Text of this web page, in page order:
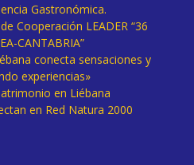
Gastronómica.
Cooperación LEADER “36
CANTABRIA”
conecta sensaciones y
experiencias»
en Liébana
en Red Natura 2000